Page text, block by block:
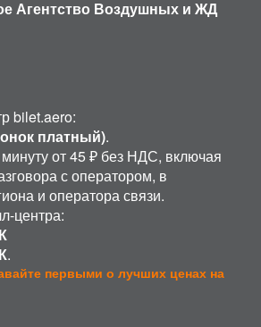
Агентство Воздушных и ЖД
bilet.aero:
платный).
от 45 ₽ без НДС, включая
с оператором, в
и оператора связи.
центра:
.
первыми о лучших ценах на